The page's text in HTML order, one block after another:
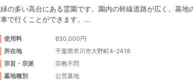
緑の多い高台にある霊園です。園内の幹線道路が広く、墓地
車で行くことができます。...
使用料
830,000円
所在地
千葉県市川市大野町4-2418
宗旨・宗派
宗教不問
墓地種別
公営墓地